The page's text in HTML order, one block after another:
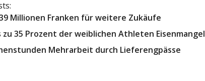
Millionen Franken für weitere Zukäufe
35 Prozent der weiblichen Athleten Eisenmangel
Mehrarbeit durch Lieferengpässe